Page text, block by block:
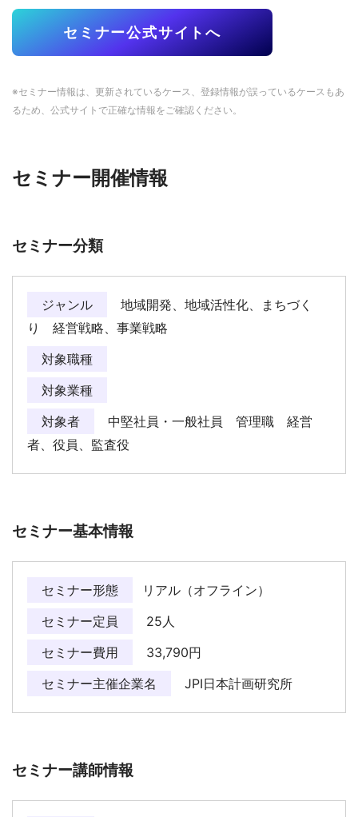
セミナー公式サイトへ
※セミナー情報は、更新されているケース、登録情報が誤っているケースもあ
るため、公式サイトで正確な情報をご確認ください。
セミナー開催情報
セミナー分類
ジャンル
地域開発、地域活性化、まちづく
り 経営戦略、事業戦略
対象職種
対象業種
対象者
中堅社員・一般社員 管理職 経営
者、役員、監査役
セミナー基本情報
セミナー形態
リアル（オフライン）
セミナー定員
25人
セミナー費用
33,790円
セミナー主催企業名
JPI日本計画研究所
セミナー講師情報